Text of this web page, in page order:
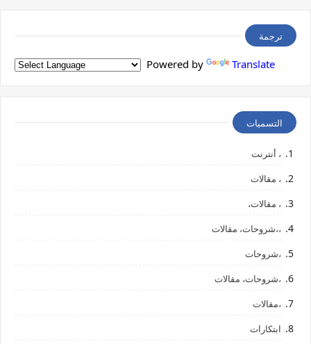
ترجمة
Powered by Translate
التسميات
، أنترنت
، مقالات
، مقالات،
،،شروحات، مقالات
،شروحات
،شروحات، مقالات
،مقالات
ابتكارات